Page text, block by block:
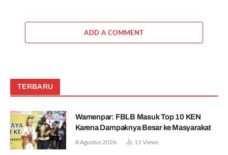
ADD A COMMENT
TERBARU
Wamenpar: FBLB Masuk Top 10 KEN
Karena Dampaknya Besar ke Masyarakat
8 Agustus 2026 11Views